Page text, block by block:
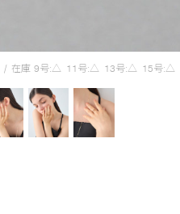
/ 在庫 9号:△ 11号:△ 13号:△ 15号:△